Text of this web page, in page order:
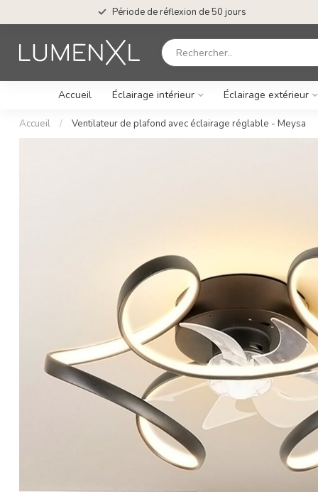
Période de réflexion de 50 jours
Accueil Éclairage intérieur Éclairage extérieur
Accueil / Ventilateur de plafond avec éclairage réglable - Meysa